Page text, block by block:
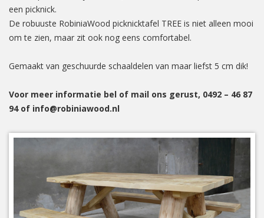
een picknick.
De robuuste RobiniaWood picknicktafel TREE is niet alleen mooi
om te zien, maar zit ook nog eens comfortabel.
Gemaakt van geschuurde schaaldelen van maar liefst 5 cm dik!
Voor meer informatie bel of mail ons gerust, 0492 – 46 87
94 of info@robiniawood.nl